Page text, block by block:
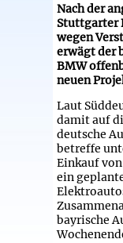
Nach der
Stuttgarter
wegen
erwägt der
BMW
neuen
Laut
damit auf
deutsche
betreffe
Einkauf
ein
bayrische